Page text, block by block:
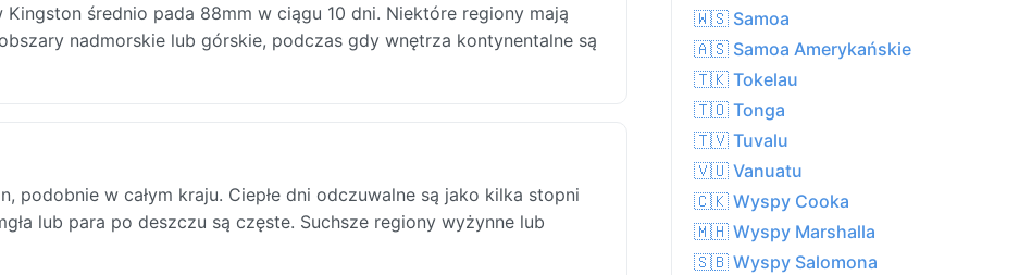
średnio pada 88mm w ciągu 10 dni. Niektóre regiony mają
nadmorskie lub górskie, podczas gdy wnętrza kontynentalne są
podobnie w całym kraju. Ciepłe dni odczuwalne są jako kilka stopni
lub para po deszczu są częste. Suchsze regiony wyżynne lub
🇼🇸 Samoa
🇦🇸 Samoa Amerykańskie
🇹🇰 Tokelau
🇹🇴 Tonga
🇹🇻 Tuvalu
🇻🇺 Vanuatu
🇨🇰 Wyspy Cooka
🇲🇭 Wyspy Marshalla
🇸🇧 Wyspy Salomona